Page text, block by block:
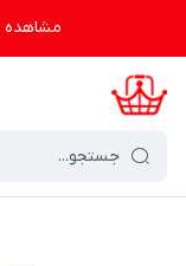
کرال شاپینگ / فهرست